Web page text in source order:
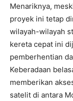
Menariknya,
proyek ini tetap
wilayah-wilayah
kereta cepat ini
pemberhentian
Keberadaan
memberikan
satelit di antara